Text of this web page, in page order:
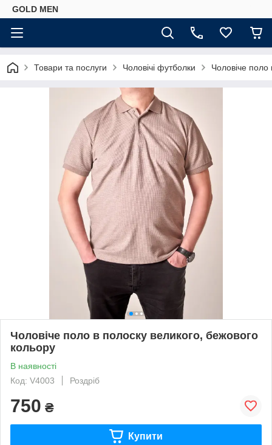
GOLD MEN
Товари та послуги Чоловічі футболки Чоловіче поло
Чоловіче поло в полоску великого, бежового
кольору
В наявності
Код: V4003
Роздріб
750 ₴
Купити